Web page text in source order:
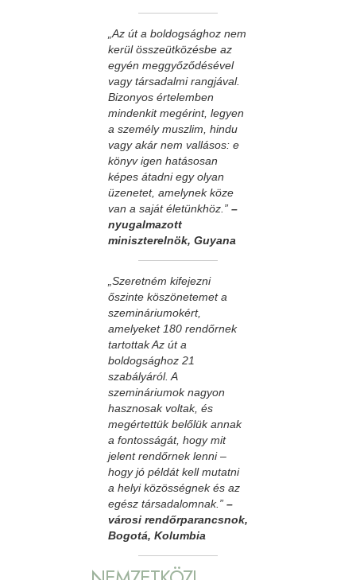
„Az út a boldogsághoz nem
kerül összeütközésbe az
egyén meggyőződésével
vagy társadalmi rangjával.
Bizonyos értelemben
mindenkit megérint, legyen
a személy muszlim, hindu
vagy akár nem vallásos: e
könyv igen hatásosan
képes átadni egy olyan
üzenetet, amelynek köze
van a saját életünkhöz.” –
nyugalmazott
miniszterelnök, Guyana
„Szeretném kifejezni
őszinte köszönetemet a
szemináriumokért,
amelyeket 180 rendőrnek
tartottak Az út a
boldogsághoz 21
szabályáról. A
szemináriumok nagyon
hasznosak voltak, és
megértettük belőlük annak
a fontosságát, hogy mit
jelent rendőrnek lenni –
hogy jó példát kell mutatni
a helyi közösségnek és az
egész társadalomnak.” –
városi rendőrparancsnok,
Bogotá, Kolumbia